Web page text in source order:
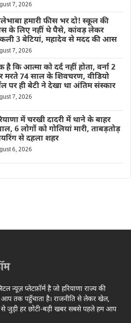
7, 2026
हमारी फीस भर दो! स्कूल की
के लिए नहीं थे पैसे, कांवड़ लेकर
3 बेटियां, महादेव से मदद की आस
7, 2026
है कि आत्मा को दर्द नहीं होता, वर्ना 2
मरते 74 साल के शिवचरण, वीडियो
पर ही बेटी ने देखा था अंतिम संस्कार
7, 2026
में चरखी दादरी में थाने के बाहर
6 लोगों को गोलियां मारी, ताबड़तोड़
से दहला शहर
6, 2026
न्यूज़ प्लेटफ़ॉर्म है जो हरियाणा राज्य की
आप तक पहुँचाता है। राजनीति से लेकर खेल,
से जुड़ी हर छोटी-बड़ी खबर सबसे पहले हम आप